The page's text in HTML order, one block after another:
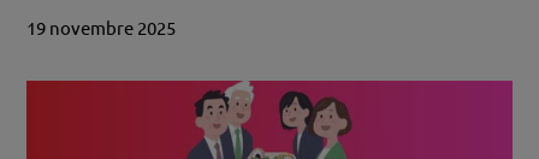
19 novembre 2025